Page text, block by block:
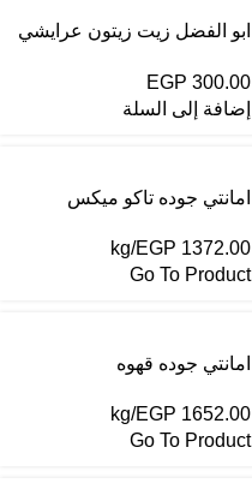
ابو الفضل زيت زيتون عرايشي
EGP 300.00
إضافة إلى السلة
امانتي جوده تاكو ميكس
EGP 1372.00
/kg
Go To Product
امانتي جوده قهوه
EGP 1652.00
/kg
Go To Product